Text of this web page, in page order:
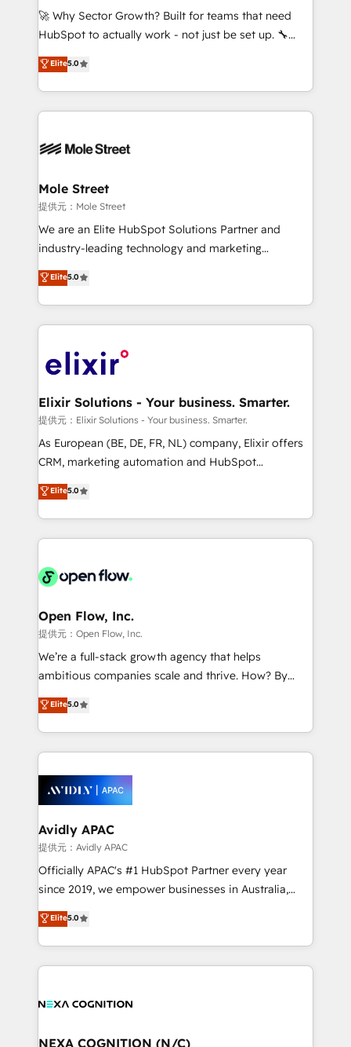
with good people' and have worked with incredible
brands. You can see some of them on our website,
🚀 Why Sector Growth? Built for teams that need
HubSpot to actually work - not just be set up. 🔧
HubSpot Experts: Onboarding, migrations,
automation, and training built for adoption. ⚡ Highly
Technical Execution: ERP, EMR and Custom
Integrations; complex builds delivered in weeks, not
workflows; automation agents; process optimization
Healthcare: HIPAA implementations; secure data
workflows 💼 Financial Services: compliant
workflows; audit-ready reporting ⚖️ Legal: client
intake; pipeline and document workflows 🛒 E-
revenue automation 🏢 Real Estate: deal pipelines;
portfolio and lifecycle management 🏭
HIPAA-aware; CASL-compliant; GDPR-ready
implementations where required 💡 Why 500+
built to scale.
Elite5.0
Mole Street
提供元：Mole Street
We are an Elite HubSpot Solutions Partner and
industry-leading technology and marketing
consultancy. Our focus is on enterprise and mid-
market B2B companies globally that want a strategic
approach to execute their goals through creative
applications of our solutions; Technical HubSpot
Design, Migrations + Integrations. Mole Street’s
greatness, which is achieved through creating
absolute clarity, derived from a well-defined
strategy, executed well, and reported on with clear
results. The culture is driven by core values; Joy, Grit,
Mindedness, and Clarity. We are driven to win for the
collective good of the company and its clientele, and
things are happening.
Elite5.0
Elixir Solutions - Your business. Smarter.
提供元：Elixir Solutions - Your business. Smarter.
As European (BE, DE, FR, NL) company, Elixir offers
CRM, marketing automation and HubSpot
integration products and services to mid-market
and enterprise customers. We ensure that your sales,
service and marketing department operates in the
most effective way, while at the same time
integrated buyers journey. Elixir is located in
and Amsterdam. Elixir is a first mover and leader
when it comes to HubSpot sales and service
implementations, highly renowned for our business
acumen, process (re-)design experience and a
integrate HubSpot with complex solutions like SAP,
MicroSoft, custom solutions,... Our company also has
Retail execution, CPQ, customer portals and
HubSpot CMS developments. And we're champions
Elite5.0
Open Flow, Inc.
提供元：Open Flow, Inc.
We’re a full-stack growth agency that helps
ambitious companies scale and thrive. How? By
upgrading and streamlining every single revenue-
generating aspect of your business. We’re proud
HubSpot Elite Solutions Partners and devout CRM
nerds who can harness HubSpot’s custom digital
experience. Working hand-in-hand with your team,
we’ll assemble a RevOps machine that drives more
traffic, generates better leads and crushes your
revenue goals. We've worked with thousands of
HubSpot customers and we'd love to work with you
too! Clients come to us for: Advanced CRM solutions
HubSpot Data System Migrations between systems
to HubSpot New lead generation strategies Time-
Elite5.0
Avidly APAC
提供元：Avidly APAC
Officially APAC's #1 HubSpot Partner every year
since 2019, we empower businesses in Australia,
New Zealand, and globally to realise their full
potential through enterprise HubSpot CRM
implementation. And we deliver best practice across
the whole HubSpot platform, covering marketing,
all businesses, from start-up to Enterprise, and have
the world. Our human approach to digital
Elite5.0
NEXA COGNITION (N/C)